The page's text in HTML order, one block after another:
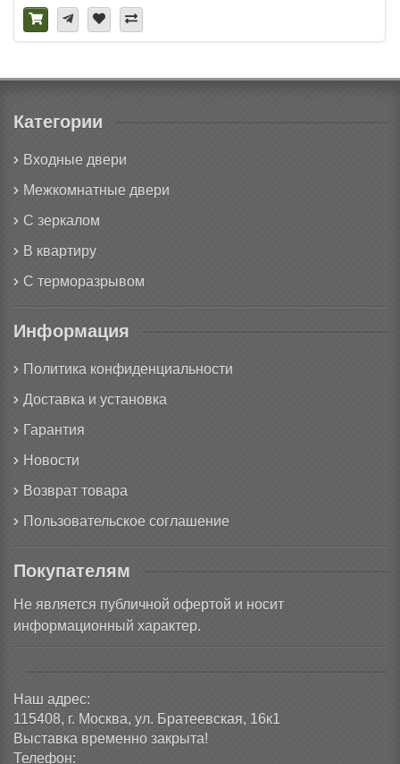
Категории
Входные двери
Межкомнатные двери
С зеркалом
В квартиру
С терморазрывом
Информация
Политика конфиденциальности
Доставка и установка
Гарантия
Новости
Возврат товара
Пользовательское соглашение
Покупателям
Не является публичной офертой и носит
информационный характер.
Наш адрес:
115408, г. Москва, ул. Братеевская, 16к1
Выставка временно закрыта!
Телефон: